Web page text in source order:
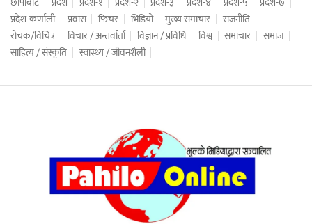
प्रदेश-कर्णाली
प्रवास फिचर भिडियो मुख्य समाचार
राजनीति
रोचक/विचित्र
विचार / अन्तर्वार्ता विज्ञान / प्रविधि विश्व समाचार
समाज
साहित्य / संस्कृति
स्वास्थ्य / जीवनशैली